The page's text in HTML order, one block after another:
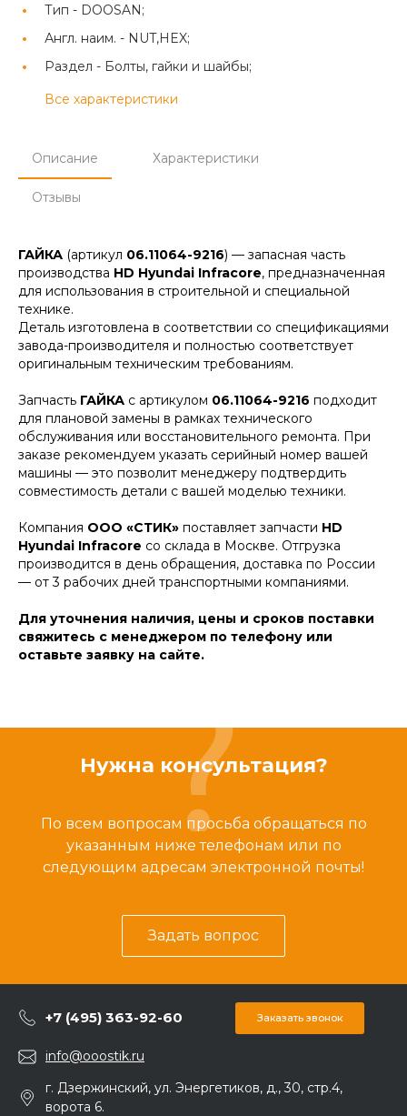
Тип - DOOSAN;
Англ. наим. - NUT,HEX;
Раздел - Болты, гайки и шайбы;
Все характеристики
Описание Характеристики
Отзывы
ГАЙКА (артикул 06.11064-9216) — запасная часть
производства HD Hyundai Infracore, предназначенная
для использования в строительной и специальной
технике.
Деталь изготовлена в соответствии со спецификациями
завода-производителя и полностью соответствует
оригинальным техническим требованиям.
Запчасть ГАЙКА с артикулом 06.11064-9216 подходит
для плановой замены в рамках технического
обслуживания или восстановительного ремонта. При
заказе рекомендуем указать серийный номер вашей
машины — это позволит менеджеру подтвердить
совместимость детали с вашей моделью техники.
Компания ООО «СТИК» поставляет запчасти HD
Hyundai Infracore со склада в Москве. Отгрузка
производится в день обращения, доставка по России
— от 3 рабочих дней транспортными компаниями.
Для уточнения наличия, цены и сроков поставки
свяжитесь с менеджером по телефону или
оставьте заявку на сайте.
Нужна консультация?
По всем вопросам просьба обращаться по
указанным ниже телефонам или по
следующим адресам электронной почты!
Задать вопрос
+7 (495) 363-92-60 Заказать звонок
info@ooostik.ru
г. Дзержинский, ул. Энергетиков, д., 30, стр.4,
ворота 6.